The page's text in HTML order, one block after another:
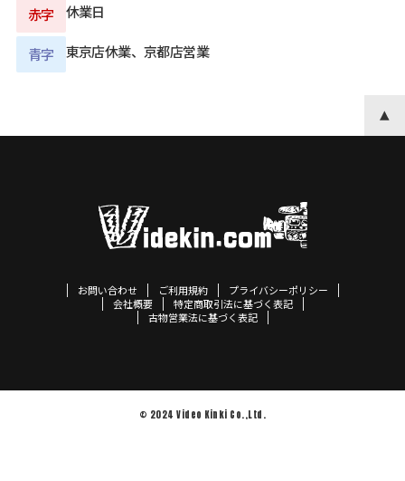
赤字 休業日
青字 東京店休業、京都店営業
お問い合わせ ご利用規約
プライバシーポリシー
会社概要
特定商取引法に基づく表記
古物営業法に基づく表記
© 2024 Video Kinki Co.,Ltd.